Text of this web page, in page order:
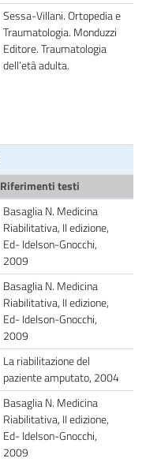
Sessa-Villani. Ortopedia e
Traumatologia. Monduzzi
Editore. Traumatologia
dell’età adulta.
Riferimenti testi
Basaglia N. Medicina
Riabilitativa, II edizione,
Ed- Idelson-Gnocchi,
2009
Basaglia N. Medicina
Riabilitativa, II edizione,
Ed- Idelson-Gnocchi,
2009
La riabilitazione del
paziente amputato, 2004
Basaglia N. Medicina
Riabilitativa, II edizione,
Ed- Idelson-Gnocchi,
2009